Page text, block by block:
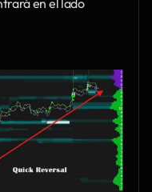
en el lado